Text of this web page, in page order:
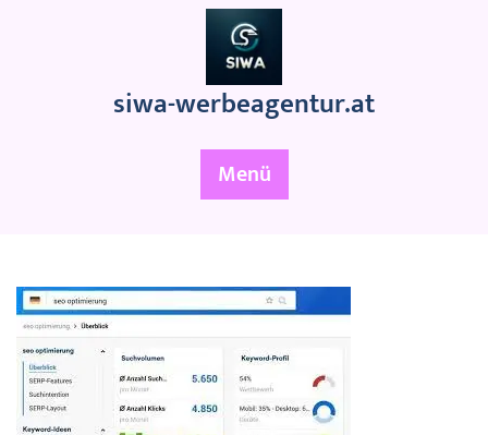
siwa-werbeagentur.at
Menü